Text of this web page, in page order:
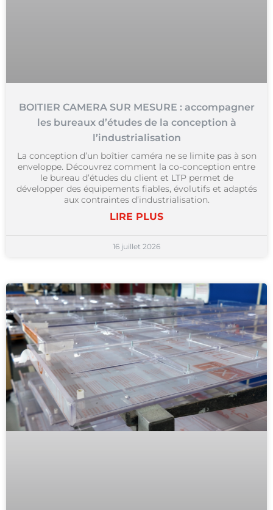
BOITIER CAMERA SUR MESURE : accompagner
les bureaux d’études de la conception à
l’industrialisation
La conception d’un boîtier caméra ne se limite pas à son
enveloppe. Découvrez comment la co-conception entre
le bureau d’études du client et LTP permet de
développer des équipements fiables, évolutifs et adaptés
aux contraintes d’industrialisation.
LIRE PLUS
16 juillet 2026